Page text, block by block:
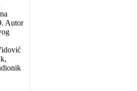
Autor